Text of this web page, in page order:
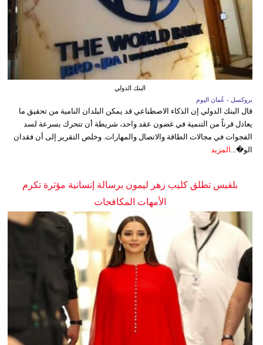
البنك الدولي
بروكسل - عُمان اليوم
قال البنك الدولي إن الذكاء الاصطناعي قد يمكن البلدان النامية من تحقيق ما
يعادل قرناً من التنمية في غضون عقد واحد، شريطة أن تتحرك بسرعة لسد
الفجوات في مجالات الطاقة والاتصال والمهارات. وخلص التقرير إلى أن فقدان
الو�... المزيد
بلقيس تطلق كليب زهر ليمون برسالة إنسانية مؤثرة تكرم
الأمهات المكافحات